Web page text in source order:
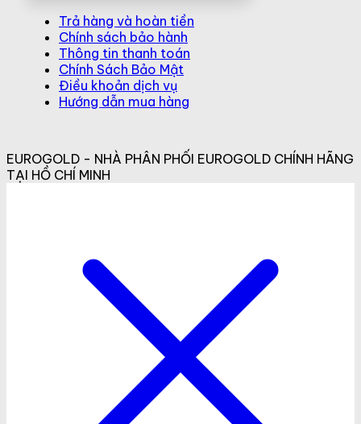
Trả hàng và hoàn tiền
Chính sách bảo hành
Thông tin thanh toán
Chính Sách Bảo Mật
Điều khoản dịch vụ
Hướng dẫn mua hàng
EUROGOLD - NHÀ PHÂN PHỐI EUROGOLD CHÍNH HÃNG
TẠI HỒ CHÍ MINH